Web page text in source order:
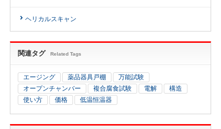
ヘリカルスキャン
関連タグ Related Tags
エージング 薬品器具戸棚
万能試験
オープンチャンバー
複合腐食試験 電解
構造
使い方
価格 低温恒温器